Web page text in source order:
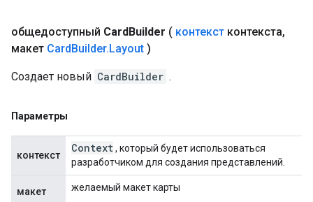
общедоступный CardBuilder ( контекст контекста,
макет CardBuilder.Layout )
Создает новый CardBuilder .
Параметры
контекст
Context, который будет использоваться
разработчиком для создания представлений.
макет желаемый макет карты